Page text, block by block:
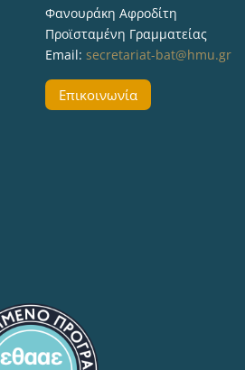
Φανουράκη Αφροδίτη
Προϊσταμένη Γραμματείας
Email:secretariat-bat@hmu.gr
Επικοινωνία